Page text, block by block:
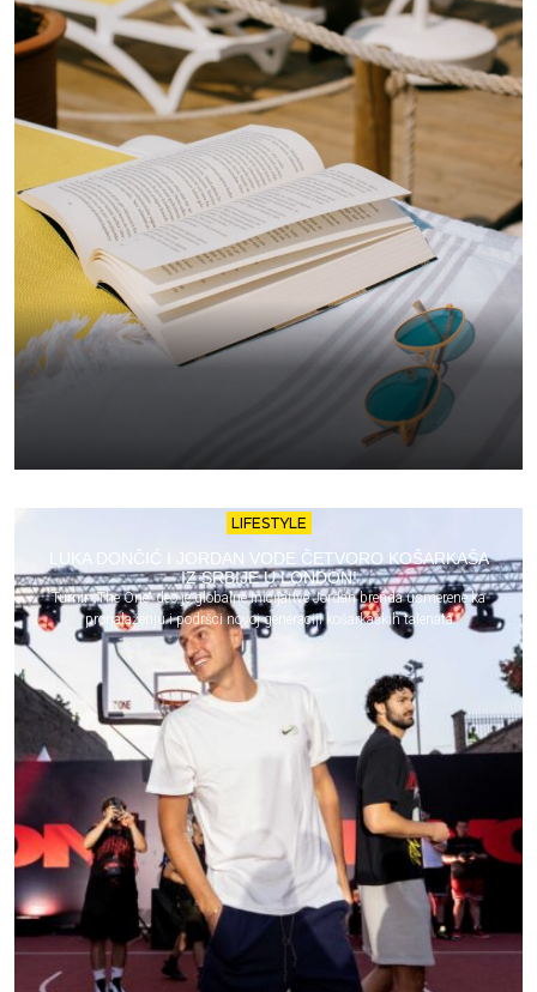
LIFESTYLE
LUKA DONČIĆ I JORDAN VODE ČETVORO KOŠARKAŠA
IZ SRBIJE U LONDON!
Turnir „The One“ deo je globalne inicijative Jordan brenda usmerene ka
pronalaženju i podršci novoj generaciji košarkaških talenata